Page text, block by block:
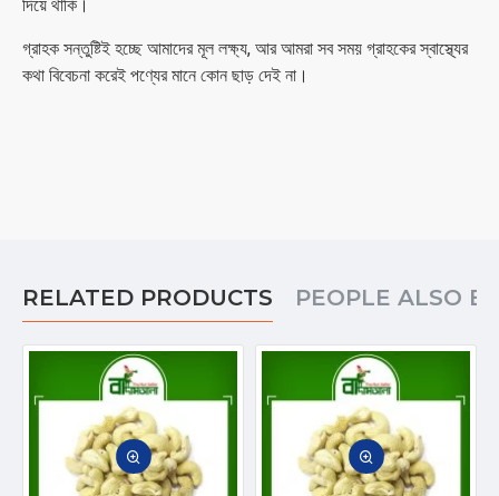
দিয়ে থাকি।
গ্রাহক সন্তুষ্টিই হচ্ছে আমাদের মূল লক্ষ্য, আর আমরা সব সময় গ্রাহকের স্বাস্থ্যের
কথা বিবেচনা করেই পণ্যের মানে কোন ছাড় দেই না।
RELATED PRODUCTS PEOPLE ALSO